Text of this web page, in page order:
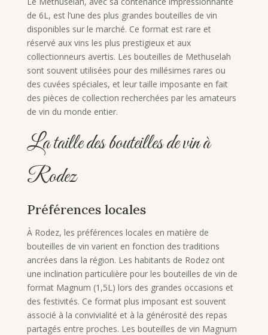
de 6L, est l’une des plus grandes bouteilles de vin
disponibles sur le marché. Ce format est rare et
réservé aux vins les plus prestigieux et aux
collectionneurs avertis. Les bouteilles de Methuselah
sont souvent utilisées pour des millésimes rares ou
des cuvées spéciales, et leur taille imposante en fait
des pièces de collection recherchées par les amateurs
de vin du monde entier.
La taille des bouteilles de vin à
Rodez
Préférences locales
À Rodez, les préférences locales en matière de
bouteilles de vin varient en fonction des traditions
ancrées dans la région. Les habitants de Rodez ont
une inclination particulière pour les bouteilles de vin de
format Magnum (1,5L) lors des grandes occasions et
des festivités. Ce format plus imposant est souvent
associé à la convivialité et à la générosité des repas
partagés entre proches. Les bouteilles de vin Magnum